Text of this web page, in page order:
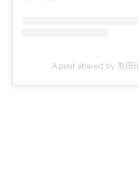
A post shared by 熊田